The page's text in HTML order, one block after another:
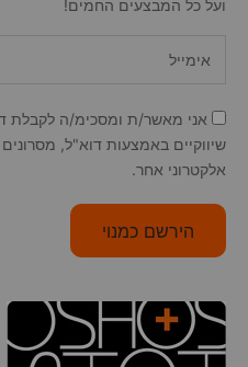
ועל כל המבצעים החמים!
אני מאשר/ת ומסכימ/ה לקבלת
אלקטרוני אחר.
הירשם כמנוי